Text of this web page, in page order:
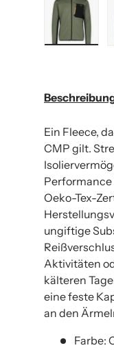
Ein Fleece,
CMP gilt.
Performance
Oeko-Tex-
ungiftige
Aktivitäten
kälteren
eine feste
an den
Farbe: